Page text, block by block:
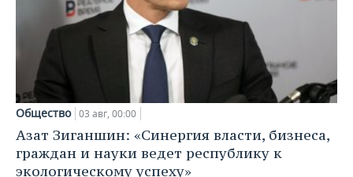
Общество 03 авг, 00:00
Азат Зиганшин: «Синергия власти, бизнеса,
граждан и науки ведет республику к
экологическому успеху»